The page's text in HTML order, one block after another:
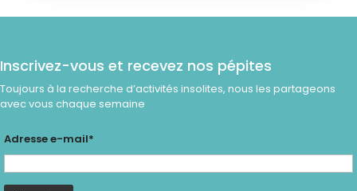
Inscrivez-vous et recevez nos pépites
Toujours à la recherche d’activités insolites, nous les partageons
avec vous chaque semaine
Adresse e-mail*